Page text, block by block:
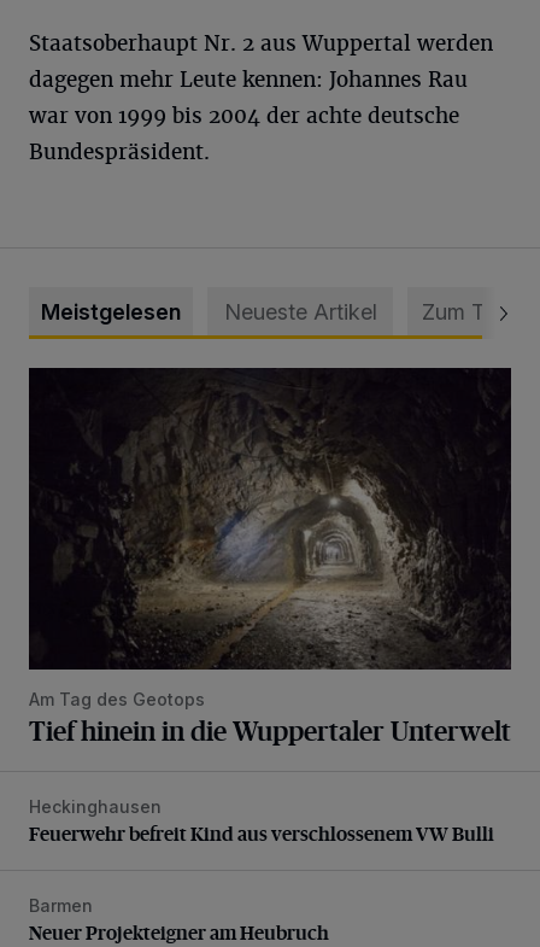
Staatsoberhaupt Nr. 2 aus Wuppertal werden
dagegen mehr Leute kennen: Johannes Rau
war von 1999 bis 2004 der achte deutsche
Bundespräsident.
Meistgelesen Neueste Artikel Zum Thema
Am Tag des Geotops
Tief hinein in die Wuppertaler Unterwelt
Feuerwehr befreit Kind aus verschlossenem VW Bulli
Heckinghausen
Feuerwehr befreit Kind aus verschlossenem VW Bulli
Neuer Projekteigner am Heubruch
Barmen
Neuer Projekteigner am Heubruch